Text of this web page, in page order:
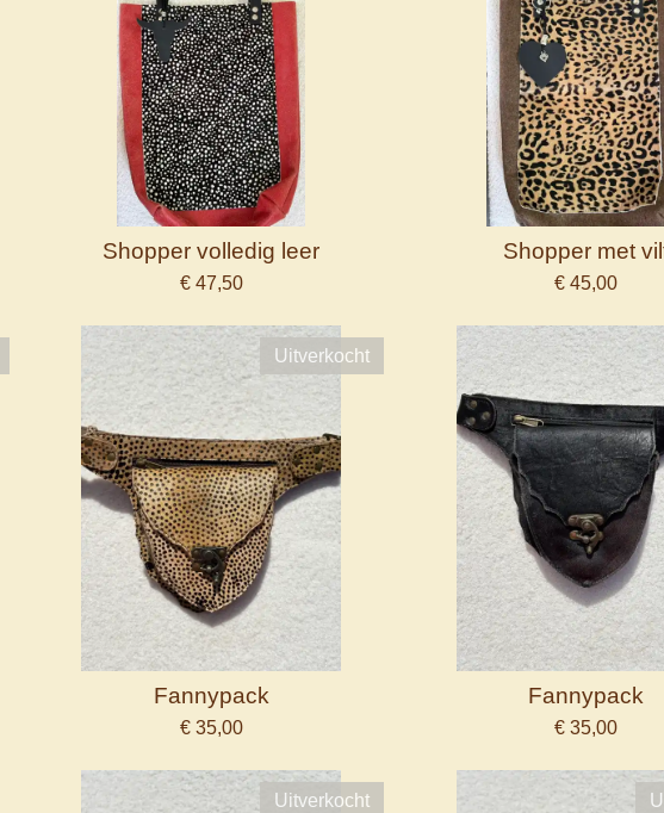
Shopper volledig leer
€ 47,50
Shopper met
€ 45,00
Uitverkocht
Fannypack
€ 35,00
Fannypack
€ 35,00
Uitverkocht